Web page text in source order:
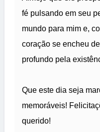
fé pulsando em seu
mundo para mim e,
coração se encheu
profundo pela
Que este dia seja
memoráveis!
querido!